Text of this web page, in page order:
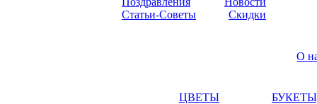
Статьи-Советы
Скидки
О
ЦВЕТЫ